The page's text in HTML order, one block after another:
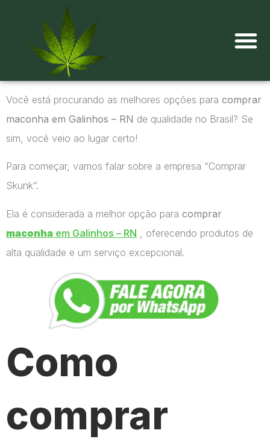
Você está procurando as melhores opções para comprar
maconha em Galinhos – RN de qualidade no Brasil? Se
sim, você veio ao lugar certo!
Para começar, vamos falar sobre a empresa “Comprar
Skunk”.
Ela é considerada a melhor opção para comprar
maconha em Galinhos – RN , oferecendo produtos de
alta qualidade e um serviço excepcional.
Como
comprar